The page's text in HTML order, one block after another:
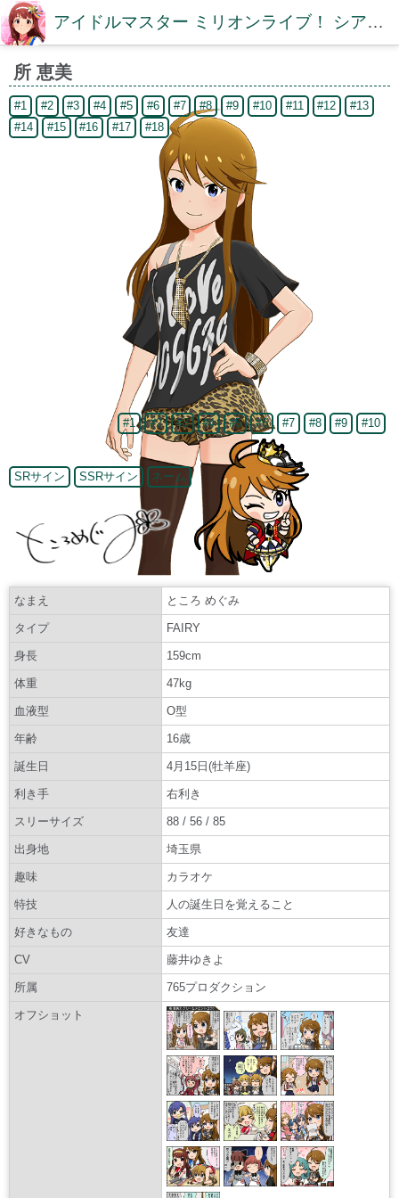
アイドルマスター ミリオンライブ！ シアターデイズDB【ミリシタDB】
所 恵美
#1 #2 #3 #4 #5 #6 #7 #8 #9 #10 #11 #12
#13
#14
#15 #16 #17 #18
#1 #2 #3 #4 #5 #6 #7 #8 #9 #10
SRサイン SSRサイン ネーム
なまえ ところ めぐみ
タイプ FAIRY
身長 159cm
体重 47kg
血液型 O型
年齢 16歳
誕生日 4月15日(牡羊座)
利き手 右利き
スリーサイズ 88 / 56 / 85
出身地 埼玉県
趣味 カラオケ
特技 人の誕生日を覚えること
好きなもの 友達
CV 藤井ゆきよ
所属 765プロダクション
オフショット